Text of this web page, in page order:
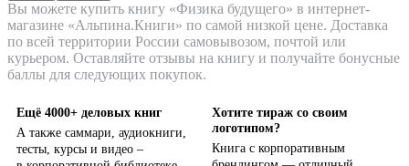
Вы можете купить книгу «Физика будущего» в интернет-
магазине «Альпина.Книги» по самой низкой цене. Доставка
по всей территории России самовывозом, почтой или
курьером. Оставляйте отзывы на книгу и получайте бонусные
баллы для следующих покупок.
Ещё 4000+ деловых книг
А также саммари, аудиокниги,
тесты, курсы и видео –
Хотите тираж со своим
логотипом?
Книга с корпоративным